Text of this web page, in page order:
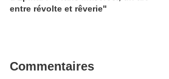
entre révolte et rêverie"
Commentaires